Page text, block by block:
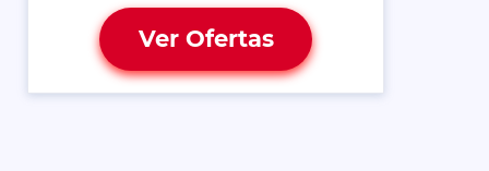
Ver Ofertas